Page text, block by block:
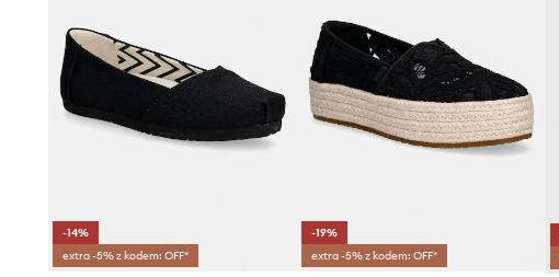
-14%
extra -5% z kodem: OFF*
-19%
extra -5% z kodem: OFF*